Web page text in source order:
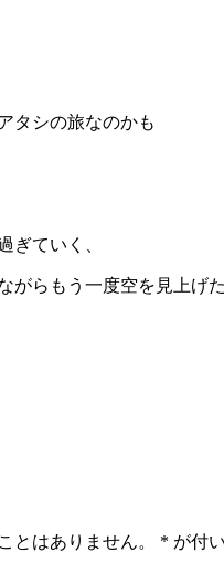
タシの旅なのかも
ぎていく、
がらもう一度空を見上げた
とはありません。 * が付